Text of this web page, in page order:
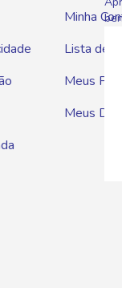
Minha
Lista de
Meus
Meus